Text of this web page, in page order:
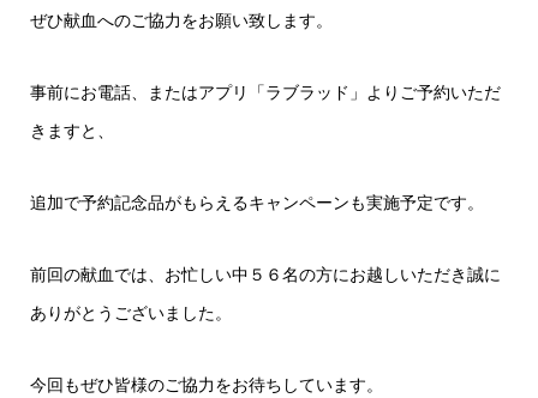
ぜひ献血へのご協力をお願い致します。
事前にお電話、またはアプリ「ラブラッド」よりご予約いただ
きますと、
追加で予約記念品がもらえるキャンペーンも実施予定です。
前回の献血では、お忙しい中５６名の方にお越しいただき誠に
ありがとうございました。
今回もぜひ皆様のご協力をお待ちしています。